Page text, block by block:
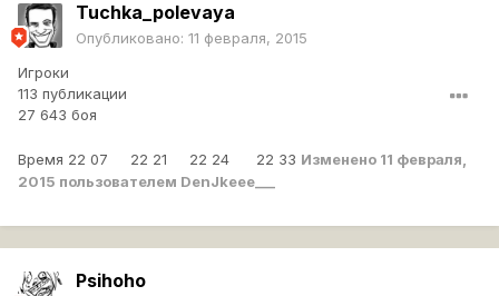
Tuchka_polevaya
Опубликовано: 11 февраля, 2015
Игроки
113 публикации
27 643 боя
Время 22 07 22 21 22 24 22 33 Изменено 11 февраля,
2015 пользователем DenJkeee___
Psihoho